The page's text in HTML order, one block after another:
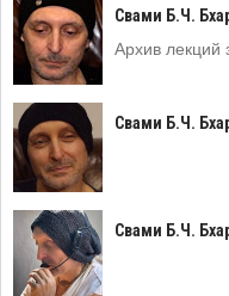
Свами Б.Ч.
Архив лекций
Свами Б.Ч.
Свами Б.Ч.